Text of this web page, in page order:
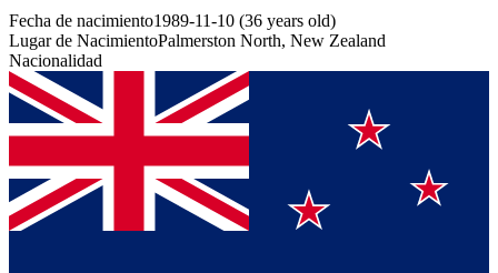
Fecha de nacimiento1989-11-10 (36 years old)
Lugar de NacimientoPalmerston North, New Zealand
Nacionalidad